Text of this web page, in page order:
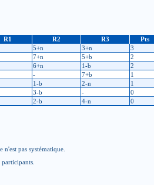
R1 R2 R3
Pts
5+n 3+n
3
7+n 5+b
2
6+n 1-b
2
- 7+b
1
1-b 2-n
1
3-b -
0
2-b 4-n
0
pas systématique.